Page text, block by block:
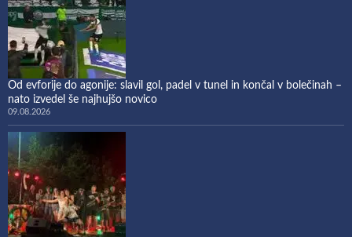
Od evforije do agonije: slavil gol, padel v tunel in končal v bolečinah –
nato izvedel še najhujšo novico
09.08.2026